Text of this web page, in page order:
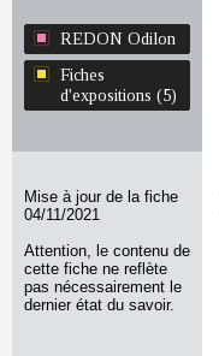
REDON Odilon
Fiches
d'expositions (5)
Mise à jour de la fiche
04/11/2021
Attention, le contenu de
cette fiche ne reflète
pas nécessairement le
dernier état du savoir.